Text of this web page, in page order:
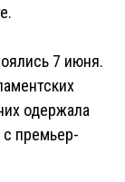
7 июня.
одержала
с премьер-